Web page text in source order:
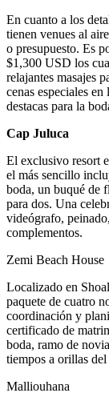
En cuanto a los
tienen venues al
o presupuesto. Es
$1,300 USD los
relajantes masajes
cenas especiales
destacas para la
Cap Juluca
El exclusivo resort
el más sencillo
boda, un buqué de
para dos. Una
videógrafo,
complementos.
Zemi Beach House
Localizado en
paquete de cuatro
coordinación y
certificado de
boda, ramo de
tiempos a orillas
Malliouhana